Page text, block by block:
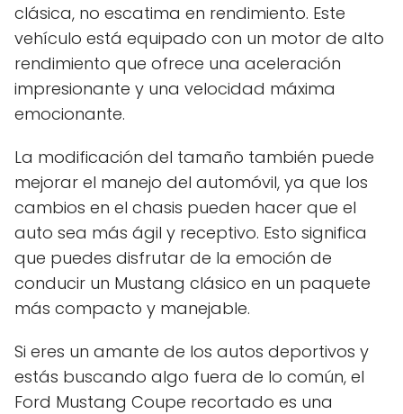
clásica, no escatima en rendimiento. Este
vehículo está equipado con un motor de alto
rendimiento que ofrece una aceleración
impresionante y una velocidad máxima
emocionante.
La modificación del tamaño también puede
mejorar el manejo del automóvil, ya que los
cambios en el chasis pueden hacer que el
auto sea más ágil y receptivo. Esto significa
que puedes disfrutar de la emoción de
conducir un Mustang clásico en un paquete
más compacto y manejable.
Si eres un amante de los autos deportivos y
estás buscando algo fuera de lo común, el
Ford Mustang Coupe recortado es una